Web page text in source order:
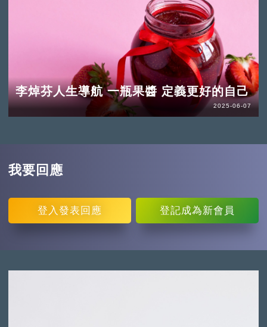
李焯芬人生導航 一瓶果醬 定義更好的自己
2025-06-07
我要回應
登入 發表回應 登記成為新會員